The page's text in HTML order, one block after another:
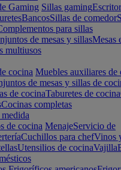
Gaming Sillas gaming
BancosSillas de comedor
para sillas
de mesas y sillasMesas
multiusos
cocina Muebles auxiliares de
de mesas y sillas de
de cocinaTaburetes de cocina
Cocinas completas
de cocina MenajeServicio de
Cuchillos para chefVinos
Utensilios de cocinaVajilla